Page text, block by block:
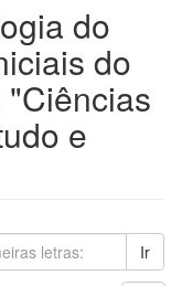
do
do
"Ciências
e
Ir